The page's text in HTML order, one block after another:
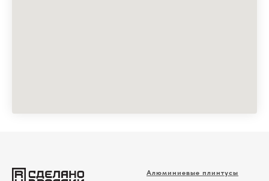
Алюминиевые плинтусы